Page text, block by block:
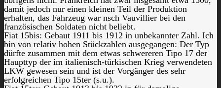
damit jedoch nur einen kleinen Teil der Produktion
erhalten, das Fahrzeug war nsch Vauvillier bei den
französischen Soldaten nicht beliebt.
Fiat 15bis: Gebaut 1911 bis 1912 in unbekannter Zahl. Ich
bin von relativ hohen Stückzahlen ausgegangen: Der Typ
dürfte zusammen mit dem etwas schwereren Tipo 17 der
Haupttyp der im italienisch-türkischen Krieg verwendeten
LKW gewesen sein und ist der Vorgänger des sehr
erfolgreichen Tipo 15ter (s.u.).